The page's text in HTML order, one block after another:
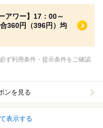
アワー】17：00～
360円（396円）均
ず利用条件・提示条件をご確認
ンを見る
表示する